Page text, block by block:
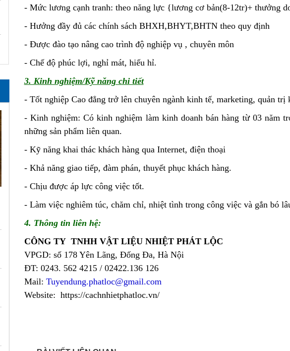
- Mức lương cạnh tranh: theo năng lực {lương cơ bản(8-12tr)+ thưởng
- Hưởng đầy đủ các chính sách BHXH,BHYT,BHTN theo quy định
- Được đào tạo nâng cao trình độ nghiệp vụ , chuyên môn
- Chế độ phúc lợi, nghỉ mát, hiếu hỉ.
3. Kinh nghiệm/Kỹ năng chi tiết
- Tốt nghiệp Cao đẳng trở lên chuyên ngành kinh tế, marketing, quản
- Kinh nghiệm: Có kinh nghiệm làm kinh doanh bán hàng từ 03 năm
những sản phẩm liên quan.
- Kỹ năng khai thác khách hàng qua Internet, điện thoại
- Khả năng giao tiếp, đàm phán, thuyết phục khách hàng.
- Chịu được áp lực công việc tốt.
- Làm việc nghiêm túc, chăm chỉ, nhiệt tình trong công việc và gắn bó
4. Thông tin liên hệ:
CÔNG TY TNHH VẬT LIỆU NHIỆT PHÁT LỘC
VPGD: số 178 Yên Lãng, Đống Đa, Hà Nội
ĐT: 0243. 562 4215 / 02422.136 126
Mail: Tuyendung.phatloc@gmail.com
Website: https://cachnhietphatloc.vn/